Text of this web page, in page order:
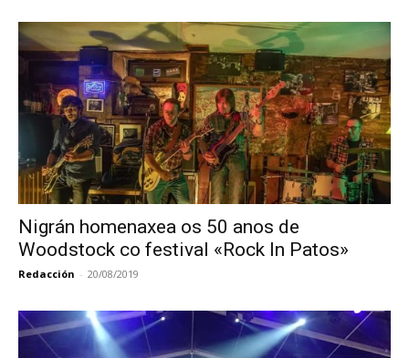
Nigrán homenaxea os 50 anos de
Woodstock co festival «Rock In Patos»
Redacción - 20/08/2019